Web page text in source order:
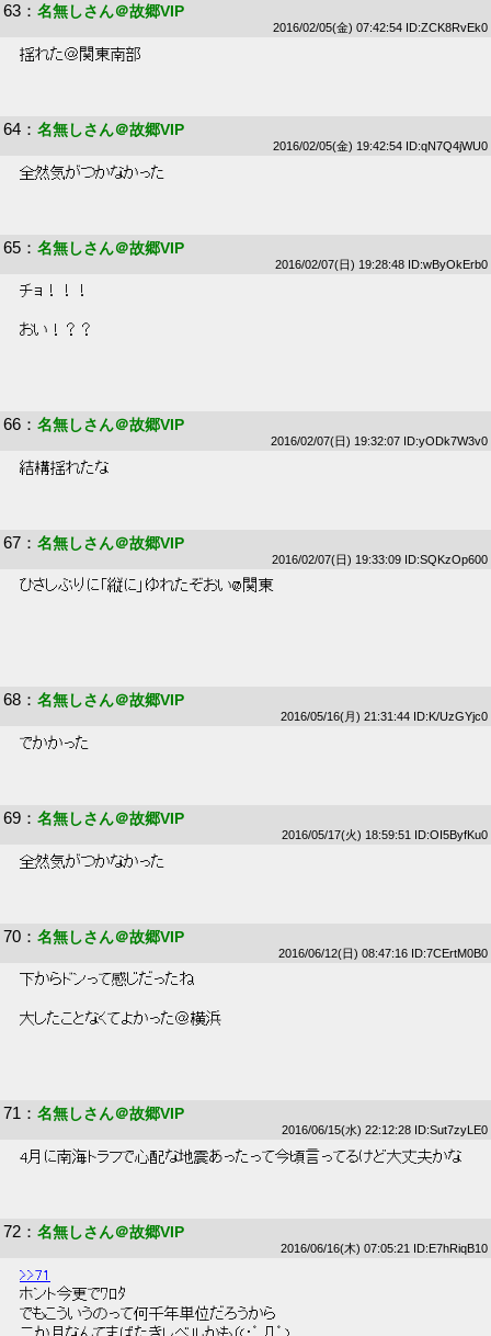
63 ： 名無しさん＠故郷VIP
2016/02/05(金) 07:42:54 ID:ZCK8RvEk0
揺れた＠関東南部
64 ： 名無しさん＠故郷VIP
2016/02/05(金) 19:42:54 ID:qN7Q4jWU0
全然気がつかなかった
65 ： 名無しさん＠故郷VIP
2016/02/07(日) 19:28:48 ID:wByOkErb0
チョ！！！
おい！？？
66 ： 名無しさん＠故郷VIP
2016/02/07(日) 19:32:07 ID:yODk7W3v0
結構揺れたな
67 ： 名無しさん＠故郷VIP
2016/02/07(日) 19:33:09 ID:SQKzOp600
ひさしぶりに「縦に」ゆれたぞおい@関東
68 ： 名無しさん＠故郷VIP
2016/05/16(月) 21:31:44 ID:K/UzGYjc0
でかかった
69 ： 名無しさん＠故郷VIP
2016/05/17(火) 18:59:51 ID:OI5ByfKu0
全然気がつかなかった
70 ： 名無しさん＠故郷VIP
2016/06/12(日) 08:47:16 ID:7CErtM0B0
下からドンって感じだったね
大したことなくてよかった＠横浜
71 ： 名無しさん＠故郷VIP
2016/06/15(水) 22:12:28 ID:Sut7zyLE0
4月に南海トラフで心配な地震あったって今頃言ってるけど大丈夫かな
72 ： 名無しさん＠故郷VIP
2016/06/16(木) 07:05:21 ID:E7hRiqB10
>>71
ホント今更でﾜﾛﾀ
でもこういうのって何千年単位だろうから